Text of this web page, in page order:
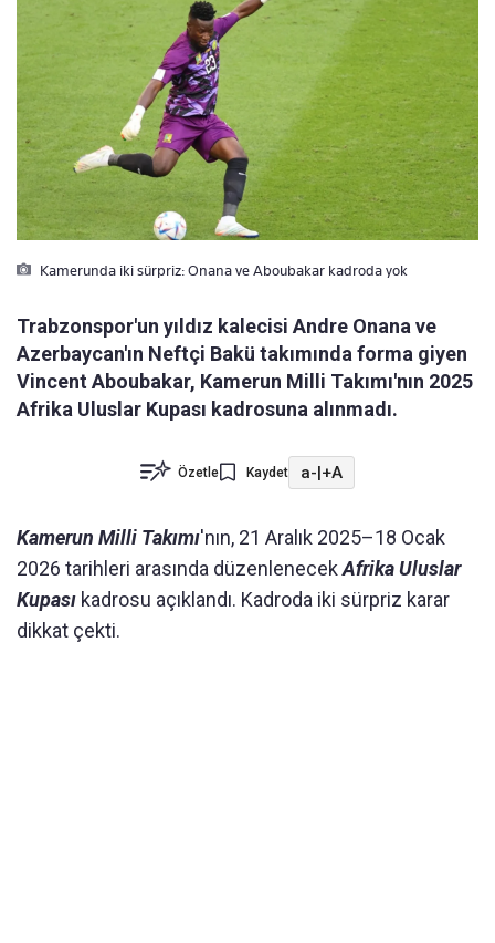
Kamerunda iki sürpriz: Onana ve Aboubakar kadroda yok
Trabzonspor'un yıldız kalecisi Andre Onana ve
Azerbaycan'ın Neftçi Bakü takımında forma giyen
Vincent Aboubakar, Kamerun Milli Takımı'nın 2025
Afrika Uluslar Kupası kadrosuna alınmadı.
Özetle Kaydet a-|+A
Kamerun Milli Takımı'nın, 21 Aralık 2025–18 Ocak
2026 tarihleri arasında düzenlenecekAfrika Uluslar
Kupası kadrosu açıklandı. Kadroda iki sürpriz karar
dikkat çekti.